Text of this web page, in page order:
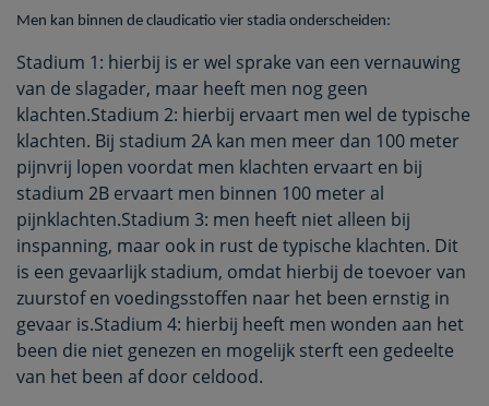
Men kan binnen de claudicatio vier stadia onderscheiden:
Stadium 1: hierbij is er wel sprake van een vernauwing
van de slagader, maar heeft men nog geen
klachten.Stadium 2: hierbij ervaart men wel de typische
klachten. Bij stadium 2A kan men meer dan 100 meter
pijnvrij lopen voordat men klachten ervaart en bij
stadium 2B ervaart men binnen 100 meter al
pijnklachten.Stadium 3: men heeft niet alleen bij
inspanning, maar ook in rust de typische klachten. Dit
is een gevaarlijk stadium, omdat hierbij de toevoer van
zuurstof en voedingsstoffen naar het been ernstig in
gevaar is.Stadium 4: hierbij heeft men wonden aan het
been die niet genezen en mogelijk sterft een gedeelte
van het been af door celdood.